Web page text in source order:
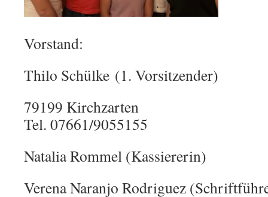
Vorstand:
Thilo Schülke (1. Vorsitzender)
79199 Kirchzarten
Tel. 07661/9055155
Natalia Rommel (Kassiererin)
Verena Naranjo Rodriguez